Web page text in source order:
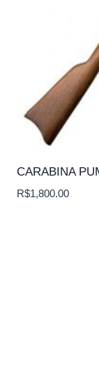
CARABINA
R$1,800.00